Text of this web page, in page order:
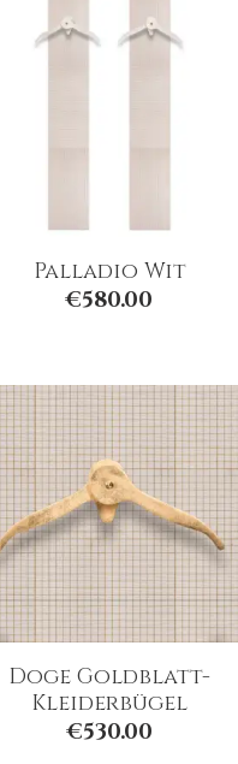
Palladio Wit
€580.00
Doge Goldblatt-
Kleiderbügel
€530.00